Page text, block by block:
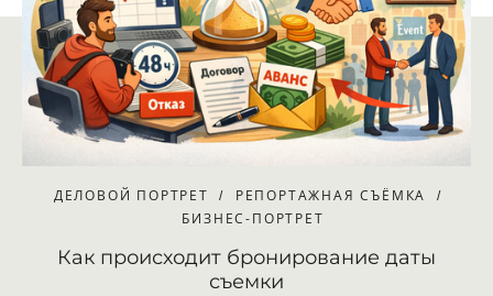
ДЕЛОВОЙ ПОРТРЕТ
РЕПОРТАЖНАЯ СЪЁМКА
БИЗНЕС-ПОРТРЕТ
Как происходит бронирование даты
съемки